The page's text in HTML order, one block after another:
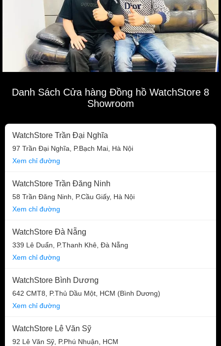
Danh Sách Cửa hàng Đồng hồ WatchStore 8
Showroom
WatchStore Trần Đại Nghĩa
97 Trần Đại Nghĩa, P.Bạch Mai, Hà Nội
Xem chỉ đường
WatchStore Trần Đăng Ninh
58 Trần Đăng Ninh, P.Cầu Giấy, Hà Nội
Xem chỉ đường
WatchStore Đà Nẵng
339 Lê Duẩn, P.Thanh Khê, Đà Nẵng
Xem chỉ đường
WatchStore Bình Dương
642 CMT8, P.Thủ Dầu Một, HCM (Bình Dương)
Xem chỉ đường
WatchStore Lê Văn Sỹ
92 Lê Văn Sỹ, P.Phú Nhuận, HCM